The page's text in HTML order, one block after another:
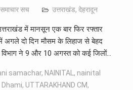
समाचार सच उत्तराखंड, देहरादून
में मानसून एक बार फिर रफ्तार
अगले दो दिन मौसम के लिहाज से बेहद
ने 9 और 10 अगस्त को कई जिलों…
samachar, NAINITAL , nainital
Dhami, UTTARAKHAND CM,